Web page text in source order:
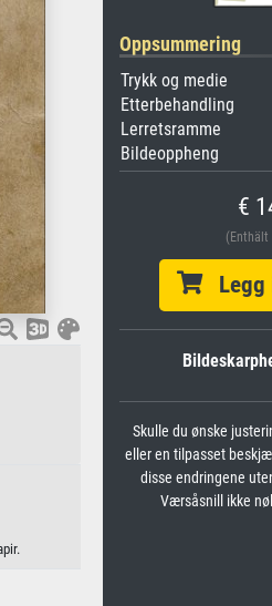
Oppsummering
Trykk og medie
Etterbehandling
Lerretsramme
Bildeoppheng
€
(Enthält
Legg i
Skulle du ønske
eller en tilpasset
disse endringene
Værsåsnill ikke